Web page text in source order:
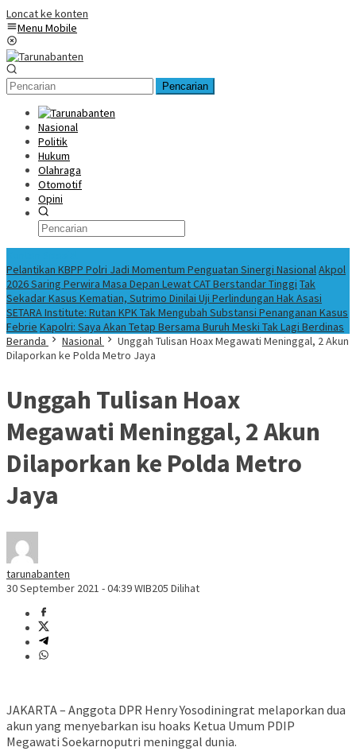
Loncat ke konten
Menu Mobile
Pencarian
Nasional
Politik
Hukum
Olahraga
Otomotif
Opini
Pelantikan KBPP Polri Jadi Momentum Penguatan Sinergi NasionalAkpol
2026 Saring Perwira Masa Depan Lewat CAT Berstandar Tinggi Tak
Sekadar Kasus Kematian, Sutrimo Dinilai Uji Perlindungan Hak Asasi
SETARA Institute: Rutan KPK Tak Mengubah Substansi Penanganan Kasus
Febrie Kapolri: Saya Akan Tetap Bersama Buruh Meski Tak Lagi Berdinas
Beranda
Nasional
Unggah Tulisan Hoax Megawati Meninggal, 2 Akun
Dilaporkan ke Polda Metro Jaya
Unggah Tulisan Hoax
Megawati Meninggal, 2 Akun
Dilaporkan ke Polda Metro
Jaya
tarunabanten
30 September 2021 - 04:39 WIB205 Dilihat
JAKARTA – Anggota DPR Henry Yosodiningrat melaporkan dua
akun yang menyebarkan isu hoaks Ketua Umum PDIP
Megawati Soekarnoputri meninggal dunia.